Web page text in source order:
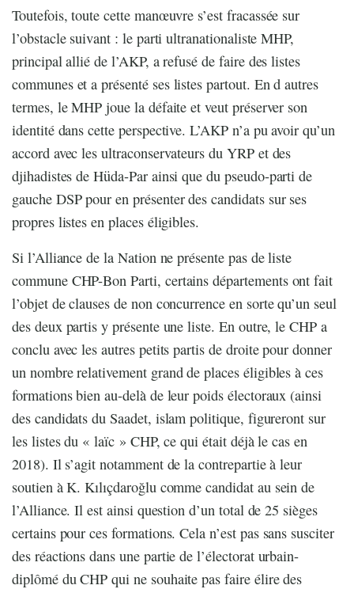
Toutefois, toute cette manœuvre s’est fracassée sur
l’obstacle suivant : le parti ultranationaliste MHP,
principal allié de l’AKP, a refusé de faire des listes
communes et a présenté ses listes partout. En d autres
termes, le MHP joue la défaite et veut préserver son
identité dans cette perspective. L’AKP n’a pu avoir qu’un
accord avec les ultraconservateurs du YRP et des
djihadistes de Hüda-Par ainsi que du pseudo-parti de
gauche DSP pour en présenter des candidats sur ses
propres listes en places éligibles.
Si l’Alliance de la Nation ne présente pas de liste
commune CHP-Bon Parti, certains départements ont fait
l’objet de clauses de non concurrence en sorte qu’un seul
des deux partis y présente une liste. En outre, le CHP a
conclu avec les autres petits partis de droite pour donner
un nombre relativement grand de places éligibles à ces
formations bien au-delà de leur poids électoraux (ainsi
des candidats du Saadet, islam politique, figureront sur
les listes du « laïc » CHP, ce qui était déjà le cas en
2018). Il s’agit notamment de la contrepartie à leur
soutien à K. Kılıçdaroğlu comme candidat au sein de
l’Alliance. Il est ainsi question d’un total de 25 sièges
certains pour ces formations. Cela n’est pas sans susciter
des réactions dans une partie de l’électorat urbain-
diplômé du CHP qui ne souhaite pas faire élire des